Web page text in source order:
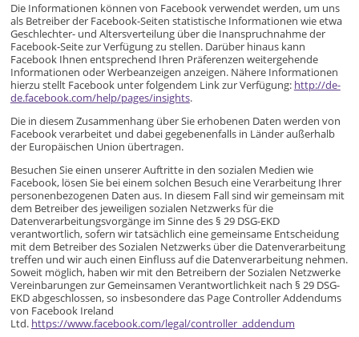
Die Informationen können von Facebook verwendet werden, um uns
als Betreiber der Facebook-Seiten statistische Informationen wie etwa
Geschlechter- und Altersverteilung über die Inanspruchnahme der
Facebook-Seite zur Verfügung zu stellen. Darüber hinaus kann
Facebook Ihnen entsprechend Ihren Präferenzen weitergehende
Informationen oder Werbeanzeigen anzeigen. Nähere Informationen
hierzu stellt Facebook unter folgendem Link zur Verfügung: http://de-
de.facebook.com/help/pages/insights.
Die in diesem Zusammenhang über Sie erhobenen Daten werden von
Facebook verarbeitet und dabei gegebenenfalls in Länder außerhalb
der Europäischen Union übertragen.
Besuchen Sie einen unserer Auftritte in den sozialen Medien wie
Facebook, lösen Sie bei einem solchen Besuch eine Verarbeitung Ihrer
personenbezogenen Daten aus. In diesem Fall sind wir gemeinsam mit
dem Betreiber des jeweiligen sozialen Netzwerks für die
Datenverarbeitungsvorgänge im Sinne des § 29 DSG-EKD
verantwortlich, sofern wir tatsächlich eine gemeinsame Entscheidung
mit dem Betreiber des Sozialen Netzwerks über die Datenverarbeitung
treffen und wir auch einen Einfluss auf die Datenverarbeitung nehmen.
Soweit möglich, haben wir mit den Betreibern der Sozialen Netzwerke
Vereinbarungen zur Gemeinsamen Verantwortlichkeit nach § 29 DSG-
EKD abgeschlossen, so insbesondere das Page Controller Addendums
von Facebook Ireland
Ltd. https://www.facebook.com/legal/controller_addendum